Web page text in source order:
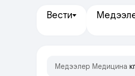
Вести
Медээлер Медицина